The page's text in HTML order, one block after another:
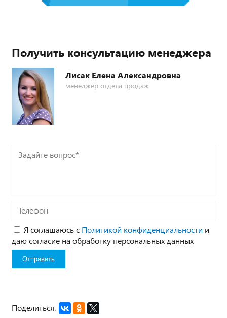
Получить консультацию менеджера
Лисак Елена Александровна
менеджер отдела продаж
Задайте
Телефон
Я соглашаюсь с Политикой конфиденциальности и
даю согласие на обработку персональных данных
Поделиться: